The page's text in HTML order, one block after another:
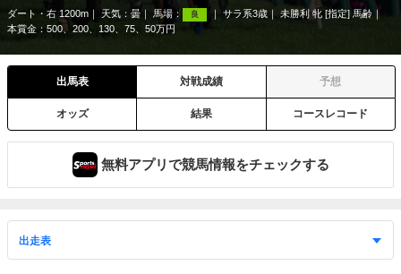
ダート・右 1200m 天気： 曇 馬場： 良 サラ系3歳
未勝利 牝 [指定] 馬齢
本賞金：500、200、130、75、50万円
出馬表 対戦成績 予想
オッズ 結果 コースレコード
無料アプリで競馬情報をチェックする